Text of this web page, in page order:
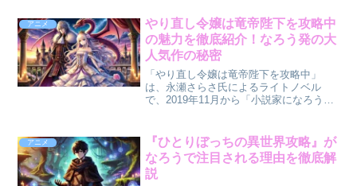
アニメ
やり直し令嬢は竜帝陛下を攻略中
の魅力を徹底紹介！なろう発の大
人気作の秘密
「やり直し令嬢は竜帝陛下を攻略中」
は、永瀬さらさ氏によるライトノベル
で、2019年11月から「小説家になろう」
月時点でシリーズ累計130万部を突破して
います。本作...
アニメ
『ひとりぼっちの異世界攻略』が
なろうで注目される理由を徹底解
説